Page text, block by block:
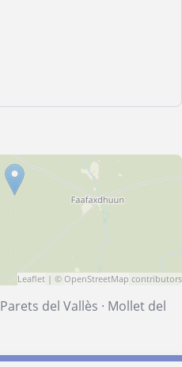
Leaflet | © OpenStreetMap contributors
Parets del Vallès · Mollet del